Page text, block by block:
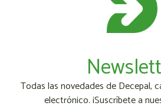
Todas las novedades de Decepal,
electrónico. ¡Suscríbete a